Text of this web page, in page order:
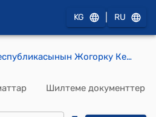
KG RU
Кыргыз Республикасынын Жогорку Кеңешинин 2026-жылдын 21-январындагы № 73-VIII “2025-жылдын 22-сентябрында Бишкек шаарында кол коюлган Кыргыз Республикасы менен ОПЕК эл аралык өнүктүрүү фондунун ортосундагы “Туруктуу жана инклюзивдүү өсүштү өнүктүрүүнүн биринчи программасы” кредиттик макулдашууну ратификациялоо жөнүндө” Кыргыз Республикасынын Мыйзамынын долбоорун биринчи окууда кабыл алуу тууралуу" токтому
Шилтеме документтер